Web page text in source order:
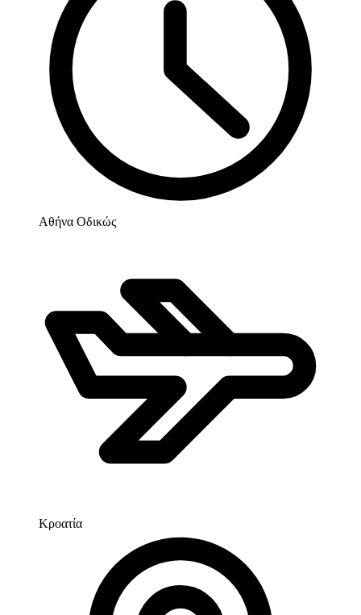
Αθήνα Οδικώς
Κροατία